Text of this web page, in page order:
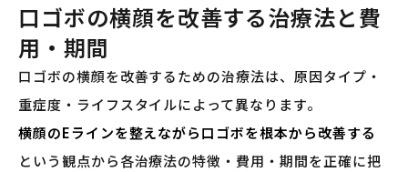
口ゴボの横顔を改善する治療法と費
用・期間
口ゴボの横顔を改善するための治療法は、原因タイプ・
重症度・ライフスタイルによって異なります。
横顔のEラインを整えながら口ゴボを根本から改善する
という観点から各治療法の特徴・費用・期間を正確に把